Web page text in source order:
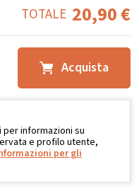
TOTALE 20,90€
Acquista
per informazioni su
e profilo utente,
per gli